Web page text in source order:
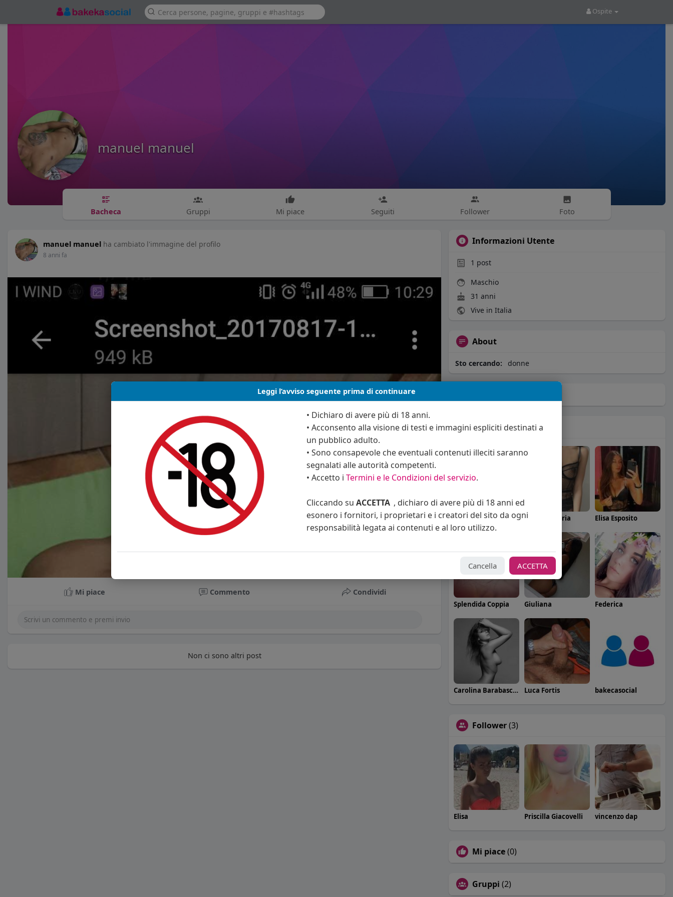
Ospite
manuel manuel
Bacheca Gruppi Mi piace Seguiti Follower Foto
manuel manuel ha cambiato l'immagine del profilo
8 anni fa
Mi piace Commento Condividi
Non ci sono altri post
Informazioni Utente
1 post
Maschio
31 anni
Vive in Italia
About
Sto cercando: donne
Seguiti (9)
Angelica Cattaneo callmevittoria Elisa Esposito
Splendida Coppia Giuliana Federica
Carolina Barabaschi Luca Fortis bakecasocial
Follower(3)
Elisa Priscilla Giacovelli vincenzo dap
Mi piace(0)
Gruppi (2)
Leggi l’avviso seguente prima di continuare
• Dichiaro di avere più di 18 anni.
• Acconsento alla visione di testi e immagini espliciti destinati a
un pubblico adulto.
• Sono consapevole che eventuali contenuti illeciti saranno
segnalati alle autorità competenti.
• Accetto i Termini e le Condizioni del servizio.
Cliccando su ACCETTA , dichiaro di avere più di 18 anni ed
esonero i fornitori, i proprietari e i creatori del sito da ogni
responsabilità legata ai contenuti e al loro utilizzo.
Cancella ACCETTA